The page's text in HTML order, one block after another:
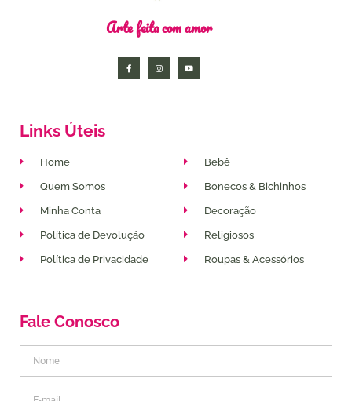
Arte feita com amor
Links Úteis
Home
Quem Somos
Minha Conta
Política de Devolução
Política de Privacidade
Bebê
Bonecos & Bichinhos
Decoração
Religiosos
Roupas & Acessórios
Fale Conosco